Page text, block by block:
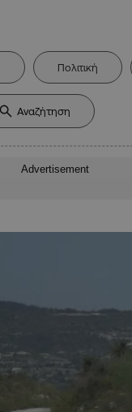
Πολιτική
Advertisement